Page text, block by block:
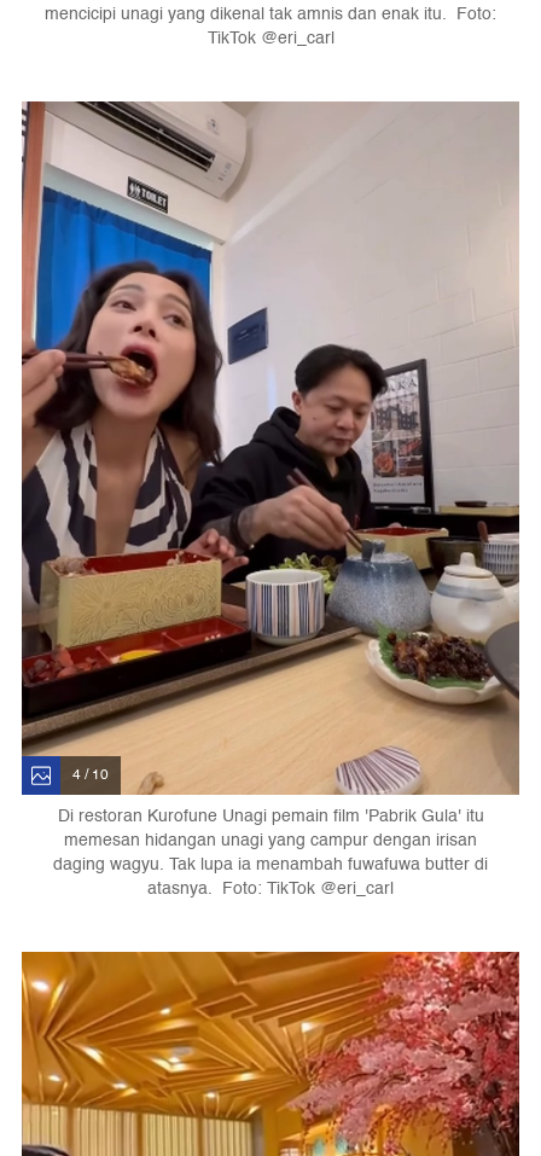
mencicipi unagi yang dikenal tak amnis dan enak itu. Foto:
TikTok @eri_carl
4 / 10
Di restoran Kurofune Unagi pemain film 'Pabrik Gula' itu
memesan hidangan unagi yang campur dengan irisan
daging wagyu. Tak lupa ia menambah fuwafuwa butter di
atasnya. Foto: TikTok @eri_carl